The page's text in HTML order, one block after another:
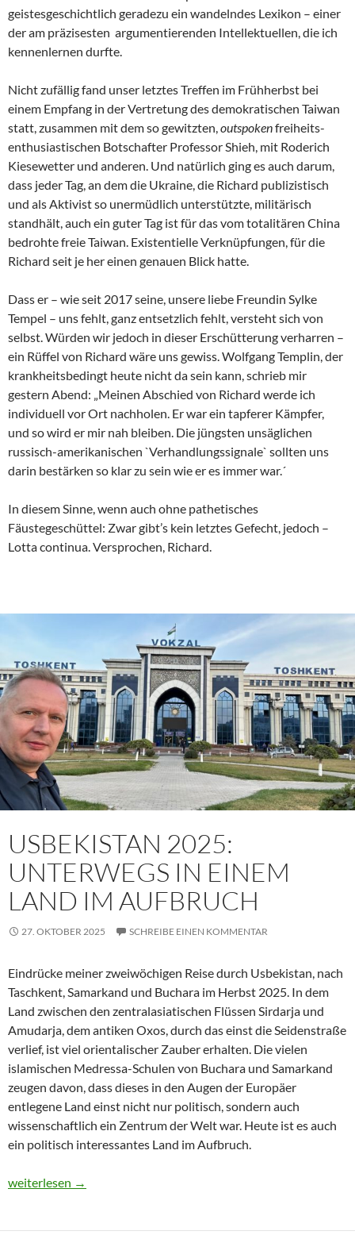
geistesgeschichtlich geradezu ein wandelndes Lexikon – einer
der am präzisesten argumentierenden Intellektuellen, die ich
kennenlernen durfte.
Nicht zufällig fand unser letztes Treffen im Frühherbst bei
einem Empfang in der Vertretung des demokratischen Taiwan
statt, zusammen mit dem so gewitzten,outspokenfreiheits-
enthusiastischen Botschafter Professor Shieh, mit Roderich
Kiesewetter und anderen. Und natürlich ging es auch darum,
dass jeder Tag, an dem die Ukraine, die Richard publizistisch
und als Aktivist so unermüdlich unterstützte, militärisch
standhält, auch ein guter Tag ist für das vom totalitären China
bedrohte freie Taiwan. Existentielle Verknüpfungen, für die
Richard seit je her einen genauen Blick hatte.
Dass er – wie seit 2017 seine, unsere liebe Freundin Sylke
Tempel – uns fehlt, ganz entsetzlich fehlt, versteht sich von
selbst. Würden wir jedoch in dieser Erschütterung verharren –
ein Rüffel von Richard wäre uns gewiss. Wolfgang Templin, der
krankheitsbedingt heute nicht da sein kann, schrieb mir
gestern Abend: „Meinen Abschied von Richard werde ich
individuell vor Ort nachholen. Er war ein tapferer Kämpfer,
und so wird er mir nah bleiben. Die jüngsten unsäglichen
russisch-amerikanischen `Verhandlungssignale` sollten uns
darin bestärken so klar zu sein wie er es immer war.´
In diesem Sinne, wenn auch ohne pathetisches
Fäustegeschüttel: Zwar gibt’s kein letztes Gefecht, jedoch –
Lotta continua. Versprochen, Richard.
USBEKISTAN 2025:
UNTERWEGS IN EINEM
LAND IM AUFBRUCH
27. OKTOBER 2025 SCHREIBE EINEN KOMMENTAR
Eindrücke meiner zweiwöchigen Reise durch Usbekistan, nach
Taschkent, Samarkand und Buchara im Herbst 2025. In dem
Land zwischen den zentralasiatischen Flüssen Sirdarja und
Amudarja, dem antiken Oxos, durch das einst die Seidenstraße
verlief, ist viel orientalischer Zauber erhalten. Die vielen
islamischen Medressa-Schulen von Buchara und Samarkand
zeugen davon, dass dieses in den Augen der Europäer
entlegene Land einst nicht nur politisch, sondern auch
wissenschaftlich ein Zentrum der Welt war. Heute ist es auch
ein politisch interessantes Land im Aufbruch.
Usbekistan 2025: Unterwegs in einem Land im Aufbruch
weiterlesen →